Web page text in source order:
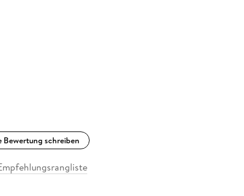
Bewertung schreiben